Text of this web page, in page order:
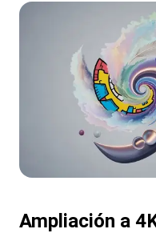
Ampliación a